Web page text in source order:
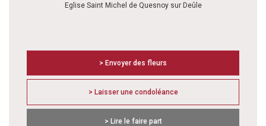
Eglise Saint Michel de Quesnoy sur Deûle
> Envoyer des fleurs
> Laisser une condoléance
> Lire le faire part